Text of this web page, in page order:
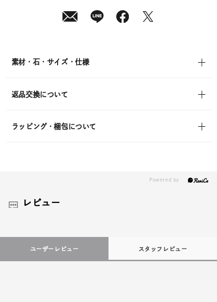
在庫ありのみ
素材・石・サイズ・仕様
返品交換について
ラッピング・梱包について
レビュー
ユーザーレビュー スタッフレビュー